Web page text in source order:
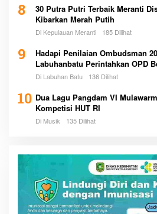
8
30 Putra Putri Terbaik Meranti
Kibarkan Merah Putih
Di Kepulauan Meranti 185 Dilihat
9
Hadapi Penilaian Ombudsman
Labuhanbatu Perintahkan OPD
Di Labuhan Batu 136 Dilihat
10 Dua Lagu Pangdam VI
Kompetisi HUT RI
Di Musik 135 Dilihat